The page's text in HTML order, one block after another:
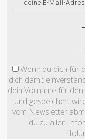
Wenn du dich für
dich damit
dein Vorname für
und gespeichert
vom Newsletter
du zu allen